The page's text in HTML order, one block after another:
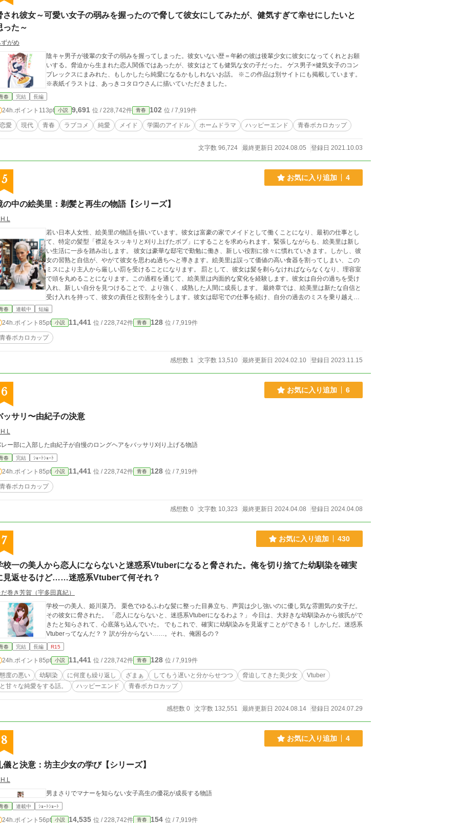
され彼女～可愛い女子の弱みを握ったので脅して彼女にしてみたが、健気すぎて幸せにしたいと
った～
がめ
陰キャ男子が後輩の女子の弱みを握ってしまった。彼女いない歴＝年齢の彼は後輩少女に彼女になってくれとお願
いする。脅迫から生まれた恋人関係ではあったが、彼女はとても健気な女の子だった。 ゲス男子×健気女子のコン
プレックスにまみれた、もしかしたら純愛になるかもしれないお話。 ※この作品は別サイトにも掲載しています。
※表紙イラストは、あっきコタロウさんに描いていただきました。
春 完結 長編
24h.ポイント 113pt 小説 9,691 位 / 228,742件 青春 102 位 / 7,919件
恋愛 現代 青春 ラブコメ 純愛 メイド 学園のアイドル ホームドラマ ハッピーエンド 青春ボカロカップ
文字数 96,724 最終更新日 2024.08.05 登録日 2021.10.03
5 お気に入り追加 4
の中の絵美里：剃髪と再生の物語【シリーズ】
若い日本人女性、絵美里の物語を描いています。彼女は富豪の家でメイドとして働くことになり、最初の仕事とし
て、特定の髪型「襟足をスッキリと刈り上げたボブ」にすることを求められます。緊張しながらも、絵美里は新し
い生活に一歩を踏み出します。 彼女は豪華な邸宅で勤勉に働き、新しい役割に徐々に慣れていきます。しかし、彼
女の習熟と自信が、やがて彼女を思わぬ過ちへと導きます。絵美里は誤って価値の高い食器を割ってしまい、この
ミスにより主人から厳しい罰を受けることになります。 罰として、彼女は髪を剃らなければならなくなり、理容室
で頭を丸めることになります。この過程を通じて、絵美里は内面的な変化を経験します。彼女は自分の過ちを受け
入れ、新しい自分を見つけることで、より強く、成熟した人間に成長します。 最終章では、絵美里は新たな自信と
受け入れを持って、彼女の責任と役割を全うします。彼女は邸宅での仕事を続け、自分の過去のミスを乗り越え、
新しい未来に向かって歩み始めます。
春 連載中 短編
24h.ポイント 85pt 小説 11,441 位 / 228,742件 青春 128 位 / 7,919件
青春ボカロカップ
感想数 1 文字数 13,510 最終更新日 2024.02.10 登録日 2023.11.15
6 お気に入り追加 6
ッサリ〜由紀子の決意
ー部に入部した由紀子が自慢のロングヘアをバッサリ刈り上げる物語
春 完結 ｼｮｰﾄｼｮｰﾄ
24h.ポイント 85pt 小説 11,441 位 / 228,742件 青春 128 位 / 7,919件
青春ボカロカップ
感想数 0 文字数 10,323 最終更新日 2024.04.08 登録日 2024.04.08
7 お気に入り追加 430
校一の美人から恋人にならないと迷惑系Vtuberになると脅された。俺を切り捨てた幼馴染を確実
見返せるけど……迷惑系Vtuberて何それ？
巻き芳賀（宇多田真紀）
学校一の美人、姫川菜乃。 栗色でゆるふわな髪に整った目鼻立ち、声質は少し強いのに優し気な雰囲気の女子だ。
その彼女に脅された。 「恋人にならないと、迷惑系Vtuberになるわよ？」 今日は、大好きな幼馴染みから彼氏がで
きたと知らされて、心底落ち込んでいた。 でもこれで、確実に幼馴染みを見返すことができる！ しかしだ。迷惑系
Vtuberってなんだ？？ 訳が分からない……。それ、俺困るの？
春 完結 長編 R15
24h.ポイント 85pt 小説 11,441 位 / 228,742件 青春 128 位 / 7,919件
態度の悪い 幼馴染 に何度も繰り返し ざまぁ してもう遅いと分からせつつ 脅迫してきた美少女
Vtuber
と甘々な純愛をする話。
ハッピーエンド 青春ボカロカップ
感想数 0 文字数 132,551 最終更新日 2024.08.14 登録日 2024.07.29
8 お気に入り追加 4
儀と決意：坊主少女の学び【シリーズ】
男まさりでマナーを知らない女子高生の優花が成長する物語
春 連載中 ｼｮｰﾄｼｮｰﾄ
24h.ポイント 56pt 小説 14,535 位 / 228,742件 青春 154 位 / 7,919件